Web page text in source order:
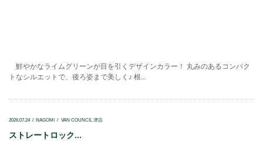
鮮やかなライムグリーンが目を引くデザインカラー！ 丸みのあるコンパク
トなシルエットで、後ろ姿まで美しく♪ 根...
2026.07.24 NAGOMI VAN COUNCIL 津店
ストレートロック...